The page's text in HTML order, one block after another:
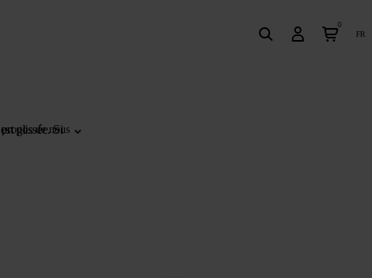
de nous
0
fr
glissée. Si